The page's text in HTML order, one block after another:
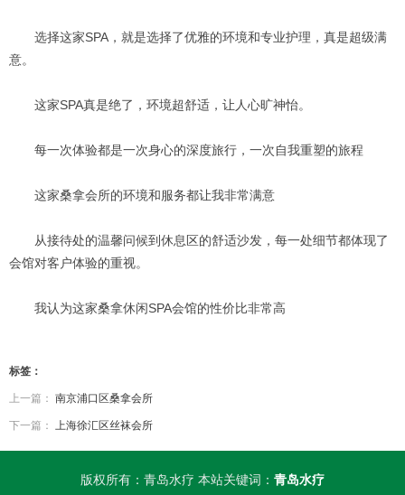
选择这家SPA，就是选择了优雅的环境和专业护理，真是超级满
意。
这家SPA真是绝了，环境超舒适，让人心旷神怡。
每一次体验都是一次身心的深度旅行，一次自我重塑的旅程
这家桑拿会所的环境和服务都让我非常满意
从接待处的温馨问候到休息区的舒适沙发，每一处细节都体现了
会馆对客户体验的重视。
我认为这家桑拿休闲SPA会馆的性价比非常高
标签：
上一篇： 南京浦口区桑拿会所
下一篇： 上海徐汇区丝袜会所
版权所有：青岛水疗 本站关键词： 青岛水疗